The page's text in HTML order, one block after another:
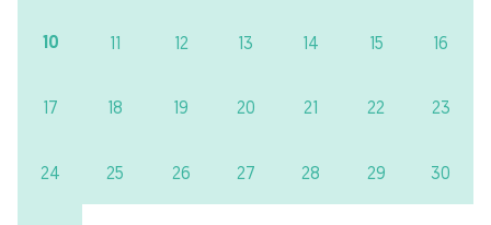
10 11 12 13 14 15 16
17 18 19 20 21 22 23
24 25 26 27 28 29 30